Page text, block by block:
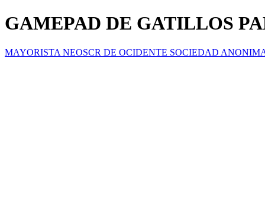
GAMEPAD DE GATILLOS
MAYORISTA NEOSCR DE OCIDENTE SOCIEDAD